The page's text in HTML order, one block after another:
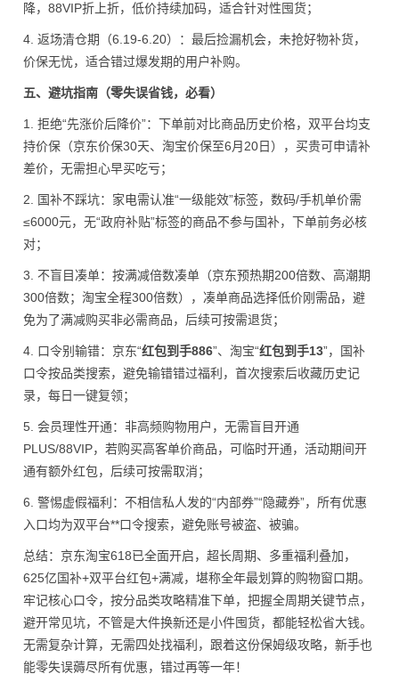
降，88VIP折上折，低价持续加码，适合针对性囤货；
4. 返场清仓期（6.19-6.20）：最后捡漏机会，未抢好物补货，
价保无忧，适合错过爆发期的用户补购。
五、避坑指南（零失误省钱，必看）
1. 拒绝“先涨价后降价”：下单前对比商品历史价格，双平台均支
持价保（京东价保30天、淘宝价保至6月20日），买贵可申请补
差价，无需担心早买吃亏；
2. 国补不踩坑：家电需认准“一级能效”标签，数码/手机单价需
≤6000元，无“政府补贴”标签的商品不参与国补，下单前务必核
对；
3. 不盲目凑单：按满减倍数凑单（京东预热期200倍数、高潮期
300倍数；淘宝全程300倍数），凑单商品选择低价刚需品，避
免为了满减购买非必需商品，后续可按需退货；
4. 口令别输错：京东“红包到手886”、淘宝“红包到手13”，国补
口令按品类搜索，避免输错错过福利，首次搜索后收藏历史记
录，每日一键复领；
5. 会员理性开通：非高频购物用户，无需盲目开通
PLUS/88VIP，若购买高客单价商品，可临时开通，活动期间开
通有额外红包，后续可按需取消；
6. 警惕虚假福利：不相信私人发的“内部券”“隐藏券”，所有优惠
入口均为双平台**口令搜索，避免账号被盗、被骗。
总结：京东淘宝618已全面开启，超长周期、多重福利叠加，
625亿国补+双平台红包+满减，堪称全年最划算的购物窗口期。
牢记核心口令，按分品类攻略精准下单，把握全周期关键节点，
避开常见坑，不管是大件换新还是小件囤货，都能轻松省大钱。
无需复杂计算，无需四处找福利，跟着这份保姆级攻略，新手也
能零失误薅尽所有优惠，错过再等一年！